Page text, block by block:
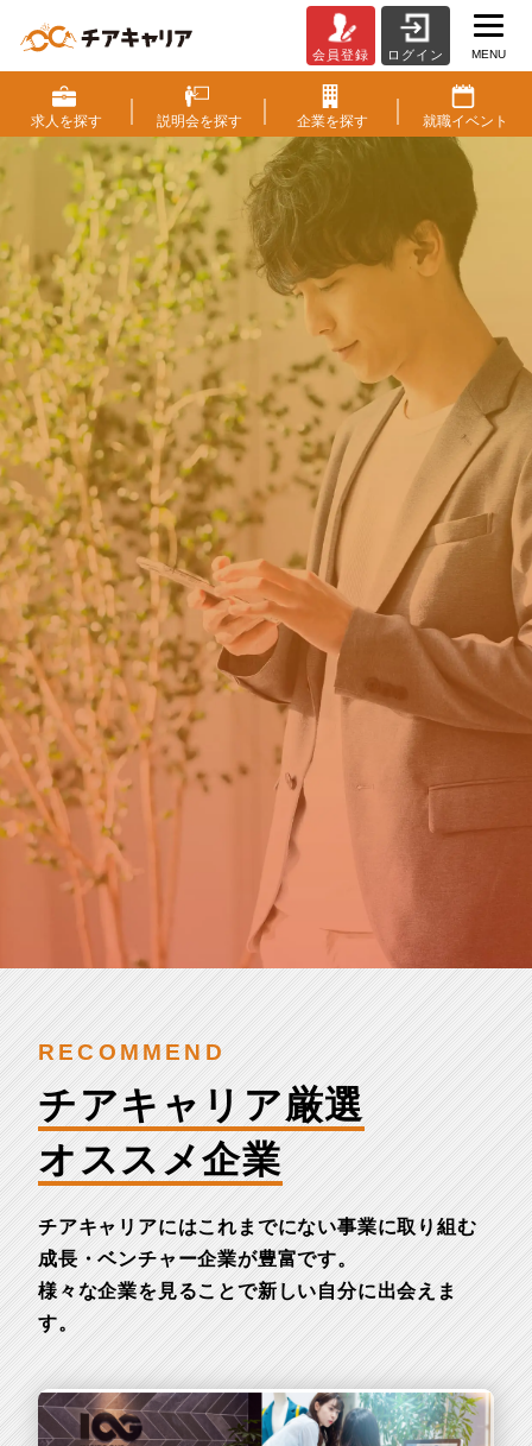
ア
キ
ャ
リ
ア
（CheerCareer）
|
ベ
ン
チ
ャ
ー・
成
長
企
業
と
ス
カ
ウ
ト
就
活
会員登録 ログイン MENU
求人を探す 説明会を探す 企業を探す 就職イベント
働くにワクワクを。
人生にもっと潤いを。
成長企業・ベンチャー企業から
スカウトが届く求人情報サイト
すぐに出来る会員登録
新卒の方はこちら
第二新卒・転職の方はこちら
チアキャリアとは
SCROLL
RECOMMEND
チアキャリア厳選
オススメ企業
チアキャリアにはこれまでにない事業に取り組む
成長・ベンチャー企業が豊富です。
様々な企業を見ることで新しい自分に出会えま
す。